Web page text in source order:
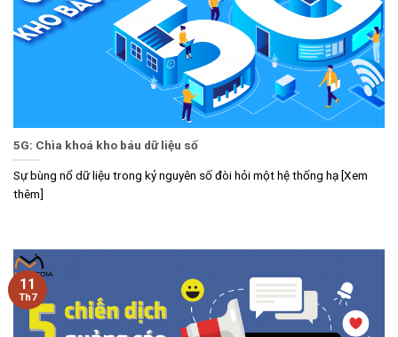
5G: Chìa khoá kho báu dữ liệu số
Sự bùng nổ dữ liệu trong kỷ nguyên số đòi hỏi một hệ thống hạ [Xem
thêm]
11
Th7